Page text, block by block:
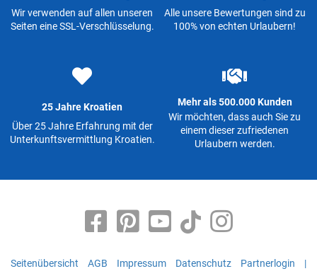
Wir verwenden auf allen unseren
Seiten eine SSL-Verschlüsselung.
Alle unsere Bewertungen sind zu
100% von echten Urlaubern!
25 Jahre Kroatien
Über 25 Jahre Erfahrung mit der
Unterkunftsvermittlung Kroatien.
Mehr als 500.000 Kunden
Wir möchten, dass auch Sie zu
einem dieser zufriedenen
Urlaubern werden.
Seitenübersicht AGB Impressum Datenschutz Partnerlogin |